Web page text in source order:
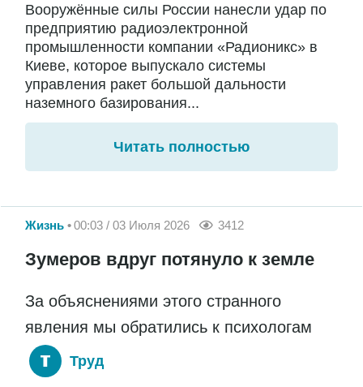
Вооружённые силы России нанесли удар по
предприятию радиоэлектронной
промышленности компании «Радионикс» в
Киеве, которое выпускало системы
управления ракет большой дальности
наземного базирования...
Читать полностью
Жизнь 00:03 / 03 Июля 2026 3412
Зумеров вдруг потянуло к земле
За объяснениями этого странного
явления мы обратились к психологам
Труд